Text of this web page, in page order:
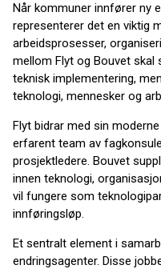
Når kommuner innfører ny
representerer det en viktig
arbeidsprosesser,
mellom Flyt og Bouvet skal
teknisk implementering,
teknologi, mennesker og
Flyt bidrar med sin
erfarent team av
prosjektledere. Bouvet
innen teknologi,
vil fungere som
innføringsløp.
Et sentralt element i
endringsagenter. Disse